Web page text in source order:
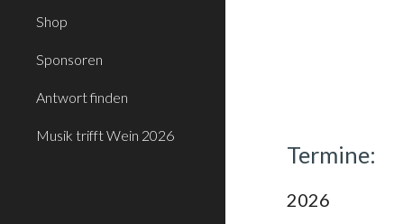
Shop
Sponsoren
Antwort finden
Musik trifft Wein 2026
Termine:
2026